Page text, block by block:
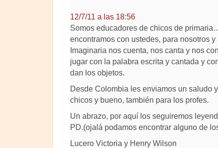
12/7/11 a las 18:56
Somos educadores de chicos de
encontramos con ustedes, para nosotros
Imaginaria nos cuenta, nos canta y nos
jugar con la palabra escrita y cantada y
dan los objetos.
Desde Colombia les enviamos un saludo
chicos y bueno, también para los profes.
Un abrazo, por aquí los seguiremos
PD.(ojalá podamos encontrar alguno de
Lucero Victoria y Henry Wilson